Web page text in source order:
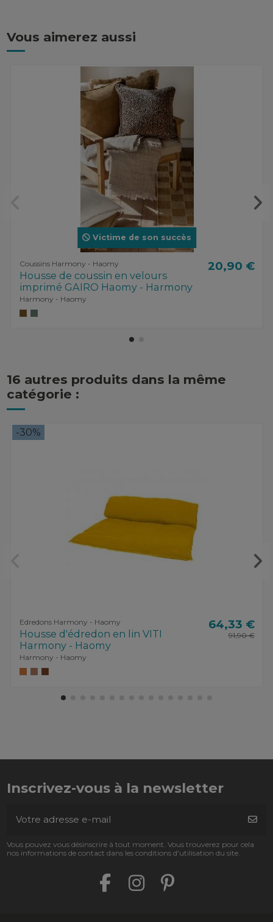
Vous aimerez aussi
Victime de son succès
Coussins Harmony - Haomy
Housse de coussin en velours
imprimé GAIRO Haomy - Harmony
Harmony - Haomy
20,90 €
16 autres produits dans la même
catégorie :
-30%
Edredons Harmony - Haomy
Housse d'édredon en lin VITI
Harmony - Haomy
Harmony - Haomy
64,33 €
91,90 €
Inscrivez-vous à la newsletter
Vous pouvez vous désinscrire à tout moment. Vous trouverez pour cela
nos informations de contact dans les conditions d'utilisation du site.